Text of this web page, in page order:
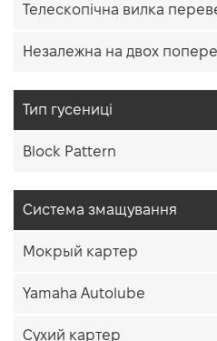
Телескопічна вилка
Незалежна на двох
Тип гусениці
Block Pattern
Система змащування
Мокрый картер
Yamaha Autolube
Сухий картер